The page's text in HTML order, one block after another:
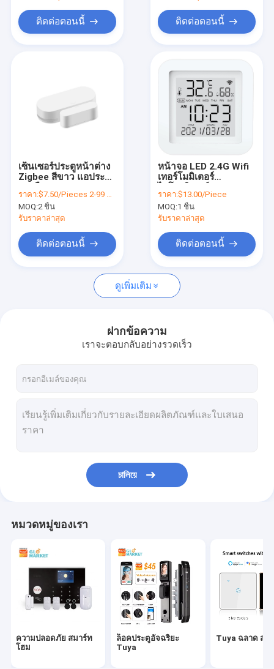
เกี่ยวกับเรา
ติดต่อเรา
ข่าว
ทุกกรณี
ความปลอดภัย สมาร์ทโฮม
Tuya ฉลาด สวิตช์
Tuya ฉลาด กล้อง
ซ็อกเก็ตปลั๊กอัจฉริยะ
WiFi สมาร์ทเทอร์โมสตัท
Tuya Zigbee เกตเวย์
เครื่องใช้ในบ้านอัจฉริยะ
เครื่องให้อาหารสัตว์เลี้ยงอัจฉริยะ
ติดต่อตอนนี้ ติดต่อตอนนี้
เซ็นเซอร์ประตูหน้าต่าง
Zigbee สีขาว แอประ
รีโมทคอนโทรล
ราคา:$7.50/Pieces 2-99 Pieces
MOQ:2 ชิ้น
รับราคาล่าสุด
ติดต่อตอนนี้
หน้าจอ LED 2.4G Wifi
เทอร์โมมิเตอร์
Hygrometer Alexa
ราคา:$13.00/Piece
MOQ:1 ชิ้น
รับราคาล่าสุด
ติดต่อตอนนี้
ดูเพิ่มเติม
ฝากข้อความ
เราจะตอบกลับอย่างรวดเร็ว
চালিয়ে
หมวดหมู่ของเรา
ความปลอดภัย สมาร์ท
โฮม
ล็อคประตูอัจฉริยะ
Tuya
Tuya ฉลาด สวิ